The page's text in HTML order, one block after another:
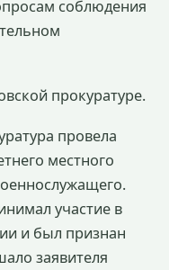
соблюдения
прокуратуре.
провела
местного
участие в
и был признан
заявителя